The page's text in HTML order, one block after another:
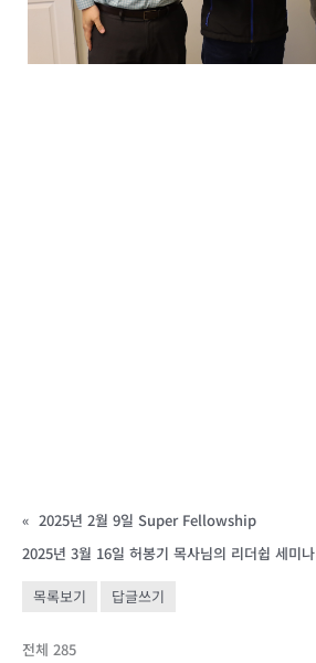
« 2025년 2월 9일 Super Fellowship
2025년 3월 16일 허봉기 목사님의 리더쉽 세미나
목록보기 답글쓰기
전체 285